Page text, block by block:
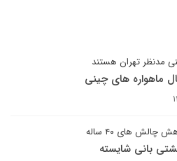
مدنظر تهران هستند
ماهواره های چینی
چالش های ۴۰ ساله
بانی شایسته